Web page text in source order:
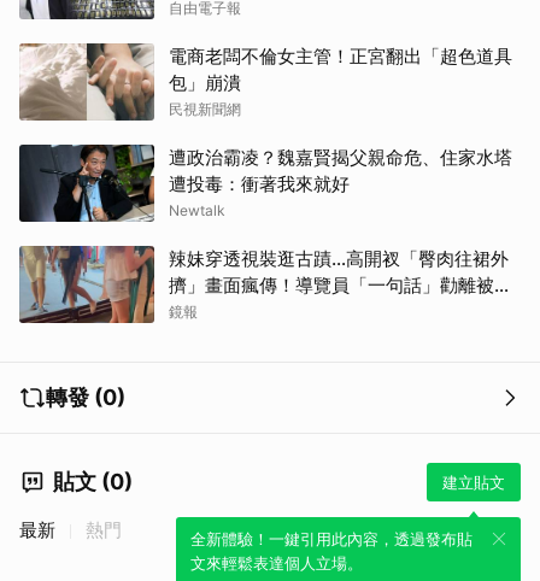
自由電子報
電商老闆不倫女主管！正宮翻出「超色道具
包」崩潰
民視新聞網
遭政治霸凌？魏嘉賢揭父親命危、住家水塔
遭投毒：衝著我來就好
Newtalk
辣妹穿透視裝逛古蹟…高開衩「臀肉往裙外
擠」畫面瘋傳！導覽員「一句話」勸離被狂
讚
鏡報
轉發 (0)
貼文 (0) 建立貼文
全新體驗！一鍵引用此內容，透過發布貼
文來輕鬆表達個人立場。
最新 熱門